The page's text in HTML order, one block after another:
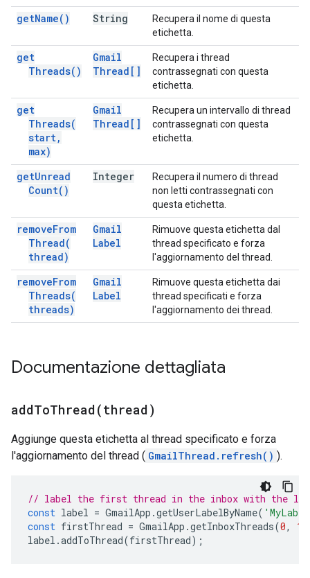
getName( ) String
Recupera il nome di questa
etichetta.
get
Threads( )
Gmail
Thread[]
Recupera i thread
contrassegnati con questa
etichetta.
get
Threads(
start,
max)
Gmail
Thread[]
Recupera un intervallo di thread
contrassegnati con questa
etichetta.
getUnread
Count( )
Integer
Recupera il numero di thread
non letti contrassegnati con
questa etichetta.
removeFrom
Thread(
thread)
Gmail
Label
Rimuove questa etichetta dal
thread specificato e forza
l'aggiornamento del thread.
removeFrom
Threads(
threads)
Gmail
Label
Rimuove questa etichetta dai
thread specificati e forza
l'aggiornamento dei thread.
Documentazione dettagliata
addToThread(thread)
Aggiunge questa etichetta al thread specificato e forza
l'aggiornamento del thread ( GmailThread.refresh() ).
// label the first thread in the inbox with the
const label = GmailApp .getUserLabelByName(
const firstThread = GmailApp .getInboxThreads(0, 1
label .addToThread(firstThread);